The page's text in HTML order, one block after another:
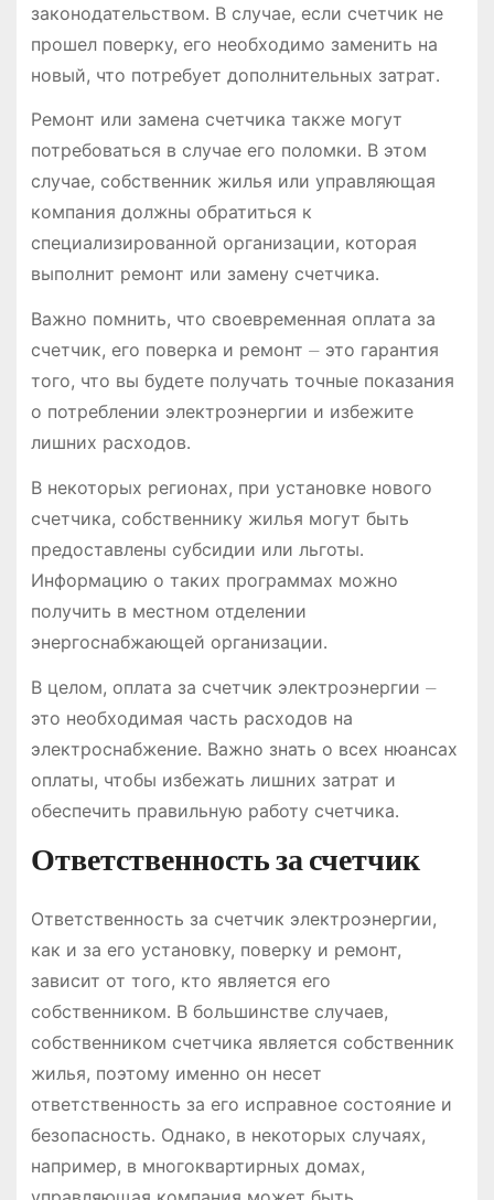
законодательством․ В случае, если счетчик не
прошел поверку, его необходимо заменить на
новый, что потребует дополнительных затрат․
Ремонт или замена счетчика также могут
потребоваться в случае его поломки․ В этом
случае, собственник жилья или управляющая
компания должны обратиться к
специализированной организации, которая
выполнит ремонт или замену счетчика․
Важно помнить, что своевременная оплата за
счетчик, его поверка и ремонт ⏤ это гарантия
того, что вы будете получать точные показания
о потреблении электроэнергии и избежите
лишних расходов․
В некоторых регионах, при установке нового
счетчика, собственнику жилья могут быть
предоставлены субсидии или льготы․
Информацию о таких программах можно
получить в местном отделении
энергоснабжающей организации․
В целом, оплата за счетчик электроэнергии ⏤
это необходимая часть расходов на
электроснабжение․ Важно знать о всех нюансах
оплаты, чтобы избежать лишних затрат и
обеспечить правильную работу счетчика․
Ответственность за счетчик
Ответственность за счетчик электроэнергии,
как и за его установку, поверку и ремонт,
зависит от того, кто является его
собственником․ В большинстве случаев,
собственником счетчика является собственник
жилья, поэтому именно он несет
ответственность за его исправное состояние и
безопасность․ Однако, в некоторых случаях,
например, в многоквартирных домах,